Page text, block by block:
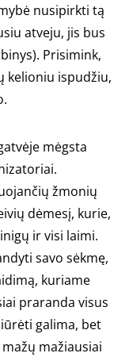
nusipirkti tą
atveju, jis bus
Prisimink,
kelioniu ispudžiu,
mėgsta
žmonių
dėmesį, kurie,
ir visi laimi.
savo sėkmę,
kuriame
praranda visus
galima, bet
mažiausiai